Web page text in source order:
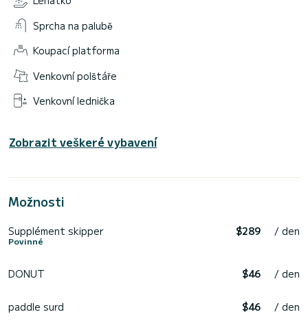
Sprcha na palubě
Koupací platforma
Venkovní polštáře
Venkovní lednička
Zobrazit veškeré vybavení
Možnosti
Supplément skipper
Povinné
$289 / den
DONUT $46 / den
paddle surd $46 / den